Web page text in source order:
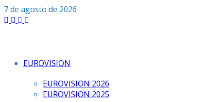
Saltar
al
7 de agosto de 2026
EUROVISION
EUROVISION 2026
EUROVISION 2025